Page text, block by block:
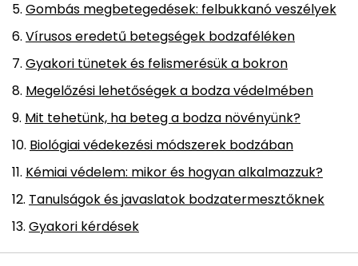
Gombás megbetegedések: felbukkanó veszélyek
Vírusos eredetű betegségek bodzaféléken
Gyakori tünetek és felismerésük a bokron
Megelőzési lehetőségek a bodza védelmében
Mit tehetünk, ha beteg a bodza növényünk?
Biológiai védekezési módszerek bodzában
Kémiai védelem: mikor és hogyan alkalmazzuk?
Tanulságok és javaslatok bodzatermesztőknek
Gyakori kérdések